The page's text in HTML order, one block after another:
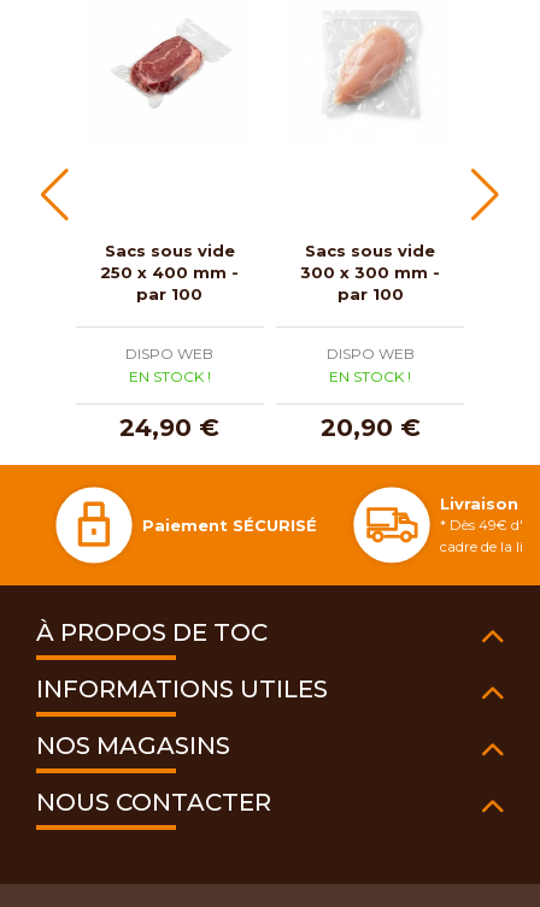
Sacs sous vide
250 x 400 mm -
par 100
DISPO WEB
EN STOCK !
24,90 €
Sacs sous vide
300 x 300 mm -
par 100
DISPO WEB
EN STOCK !
20,90 €
Paiement SÉCURISÉ
Livraison
* Dès 49€
cadre de la
À PROPOS DE TOC
INFORMATIONS UTILES
NOS MAGASINS
NOUS CONTACTER